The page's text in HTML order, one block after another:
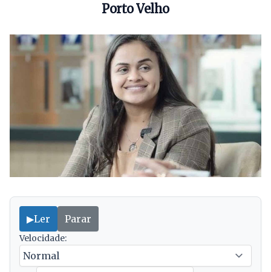
Porto Velho
▶Ler Parar
Velocidade: